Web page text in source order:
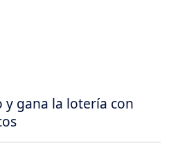
y gana la lotería con